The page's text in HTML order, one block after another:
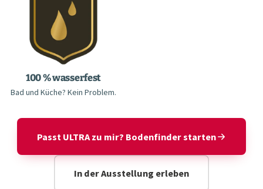
100 % wasserfest
Bad und Küche? Kein Problem.
Passt ULTRA zu mir? Bodenfinder starten
In der Ausstellung erleben